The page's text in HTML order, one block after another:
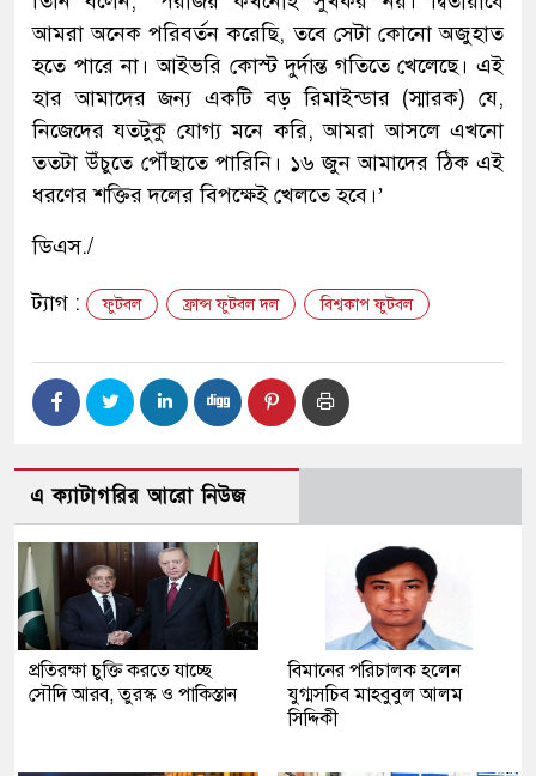
আমরা অনেক পরিবর্তন করেছি, তবে সেটা কোনো অজুহাত
হতে পারে না। আইভরি কোস্ট দুর্দান্ত গতিতে খেলেছে। এই
হার আমাদের জন্য একটি বড় রিমাইন্ডার (স্মারক) যে,
নিজেদের যতটুকু যোগ্য মনে করি, আমরা আসলে এখনো
ততটা উঁচুতে পৌঁছাতে পারিনি। ১৬ জুন আমাদের ঠিক এই
ধরণের শক্তির দলের বিপক্ষেই খেলতে হবে।’
ডিএস./
ট্যাগ : ফুটবল ফ্রান্স ফুটবল দল বিশ্বকাপ ফুটবল
এ ক্যাটাগরির আরো নিউজ
প্রতিরক্ষা চুক্তি করতে যাচ্ছে
সৌদি আরব, তুরস্ক ও পাকিস্তান
বিমানের পরিচালক হলেন
যুগ্মসচিব মাহবুবুল আলম
সিদ্দিকী